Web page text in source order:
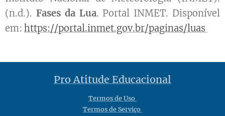
(n.d.). Fases da Lua. Portal INMET. Disponível
em: https://portal.inmet.gov.br/paginas/luas
Pro Atitude Educacional
Termos de Uso
Termos de Serviço